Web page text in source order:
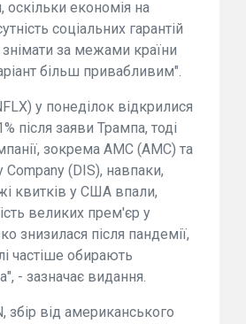
оскільки економія на
соціальних гарантій
за межами країни
більш привабливим".
у понеділок відкрилися
після заяви Трампа, тоді
зокрема AMC (AMC) та
Company (DIS), навпаки,
квитків у США впали,
великих прем'єр у
знизилася після пандемії,
частіше обирають
- зазначає видання.
збір від американського